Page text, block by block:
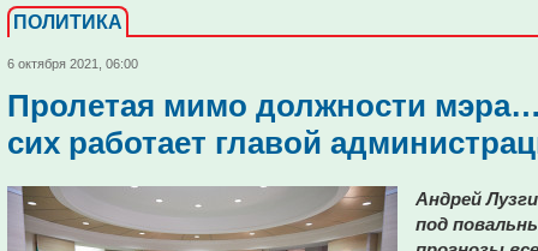
ПОЛИТИКА
6 октября 2021, 06:00
Пролетая мимо должности
сих работает главой
Андрей
под